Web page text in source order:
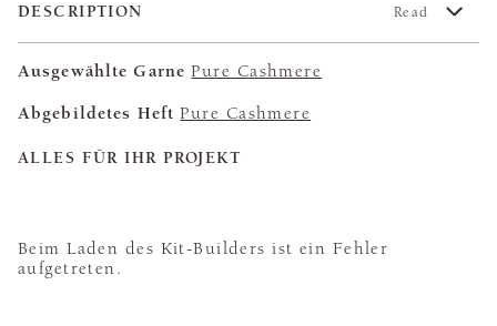
DESCRIPTION Read
Ausgewählte Garne Pure Cashmere
Abgebildetes Heft Pure Cashmere
ALLES FÜR IHR PROJEKT
Beim Laden des Kit-Builders ist ein Fehler
aufgetreten.